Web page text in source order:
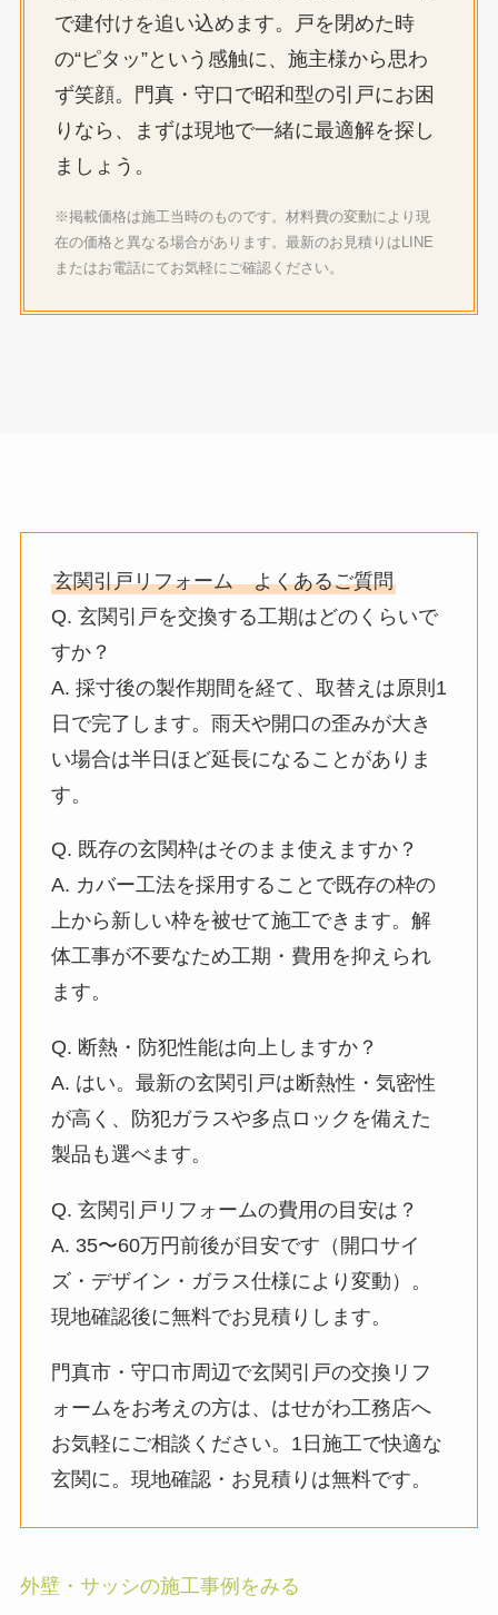
で建付けを追い込めます。戸を閉めた時
の“ピタッ”という感触に、施主様から思わ
ず笑顔。門真・守口で昭和型の引戸にお困
りなら、まずは現地で一緒に最適解を探し
ましょう。
※掲載価格は施工当時のものです。材料費の変動により現
在の価格と異なる場合があります。最新のお見積りはLINE
またはお電話にてお気軽にご確認ください。
玄関引戸リフォーム よくあるご質問
Q. 玄関引戸を交換する工期はどのくらいで
すか？
A. 採寸後の製作期間を経て、取替えは原則1
日で完了します。雨天や開口の歪みが大き
い場合は半日ほど延長になることがありま
す。
Q. 既存の玄関枠はそのまま使えますか？
A. カバー工法を採用することで既存の枠の
上から新しい枠を被せて施工できます。解
体工事が不要なため工期・費用を抑えられ
ます。
Q. 断熱・防犯性能は向上しますか？
A. はい。最新の玄関引戸は断熱性・気密性
が高く、防犯ガラスや多点ロックを備えた
製品も選べます。
Q. 玄関引戸リフォームの費用の目安は？
A. 35〜60万円前後が目安です（開口サイ
ズ・デザイン・ガラス仕様により変動）。
現地確認後に無料でお見積りします。
門真市・守口市周辺で玄関引戸の交換リフ
ォームをお考えの方は、はせがわ工務店へ
お気軽にご相談ください。1日施工で快適な
玄関に。現地確認・お見積りは無料です。
外壁・サッシの施工事例をみる